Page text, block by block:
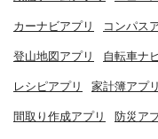
カーナビアプリ コンパス
登山地図アプリ 自転車ナ
レシピアプリ 家計簿アプリ
間取り作成アプリ 防災ア